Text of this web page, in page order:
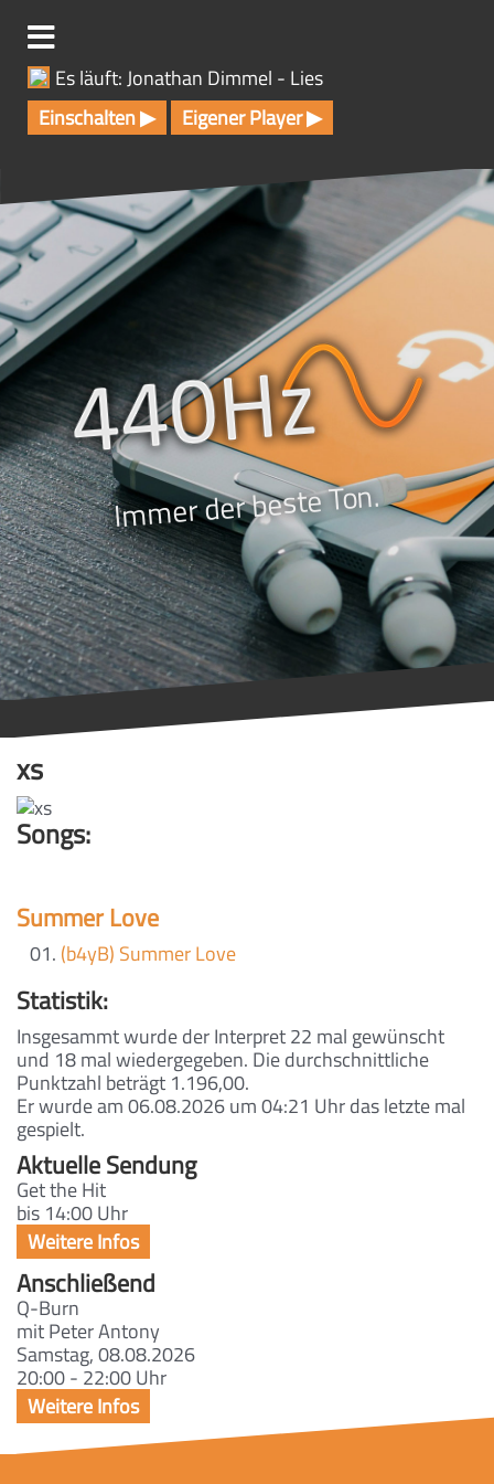
t
p
r
i
n
g
e
n
Es läuft: Jonathan Dimmel - Lies
Einschalten ▶
Eigener Player ▶
Immer der beste Ton.
xs
Songs:
Summer Love
(b4yB) Summer Love
Statistik:
Insgesammt wurde der Interpret 22 mal gewünscht
und 18 mal wiedergegeben. Die durchschnittliche
Punktzahl beträgt 1.196,00.
Er wurde am 06.08.2026 um 04:21 Uhr das letzte mal
gespielt.
Aktuelle Sendung
Get the Hit
bis 14:00 Uhr
Anschließend
Q-Burn
mit Peter Antony
Samstag, 08.08.2026
20:00 - 22:00 Uhr